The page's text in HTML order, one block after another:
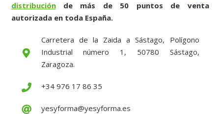
distribuciónde más de 50 puntos de venta
autorizada en toda España.
Carretera de la Zaida a Sástago, Polígono
Industrial número 1, 50780 Sástago,
Zaragoza.
+34 976 17 86 35
yesyforma@yesyforma.es